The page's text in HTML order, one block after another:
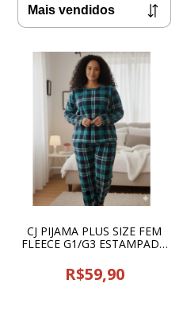
CJ PIJAMA PLUS SIZE FEM
FLEECE G1/G3 ESTAMPADO
R$59,90